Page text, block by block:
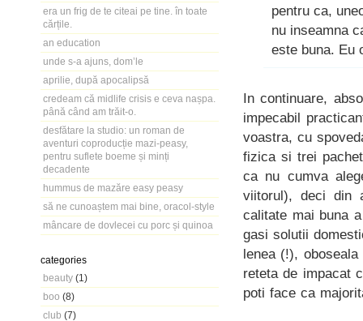
era un frig de te citeai pe tine. în toate
cărțile.
an education
unde s-a ajuns, dom’le
aprilie, după apocalipsă
credeam că midlife crisis e ceva nașpa.
până când am trăit-o.
desfătare la studio: un roman de
aventuri coproducție mazi-peasy,
pentru suflete boeme și minți
decadente
hummus de mazăre easy peasy
să ne cunoaștem mai bine, oracol-style
mâncare de dovlecei cu porc și quinoa
categories
beauty (1)
boo (8)
club (7)
pentru ca,
nu inseamna
este buna. Eu
In continuare,
impecabil
voastra, cu
fizica si trei
ca nu cumva
viitorul), deci din
calitate mai buna
gasi solutii
lenea (!),
reteta de impacat
poti face ca